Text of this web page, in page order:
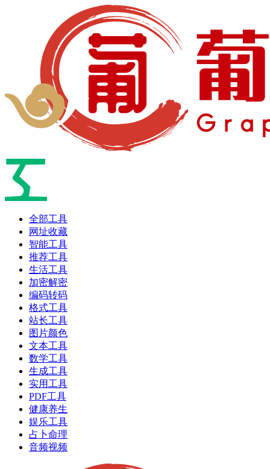
全部工具
网址收藏
智能工具
推荐工具
生活工具
加密解密
编码转码
格式工具
站长工具
图片颜色
文本工具
数学工具
生成工具
实用工具
PDF工具
健康养生
娱乐工具
占卜命理
音频视频